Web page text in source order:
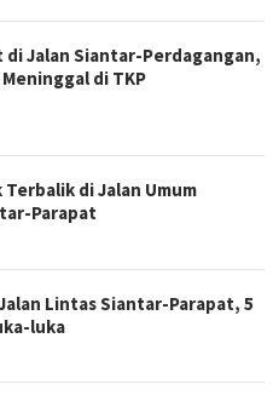
di Jalan Siantar-Perdagangan,
di TKP
di Jalan Umum
Parapat
Lintas Siantar-Parapat, 5
luka